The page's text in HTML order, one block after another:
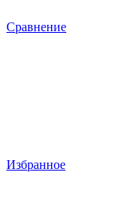
Сравнение
Избранное